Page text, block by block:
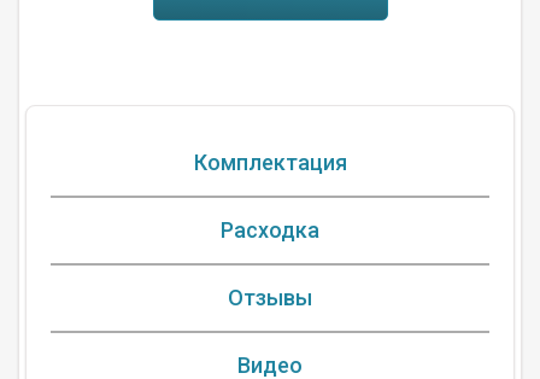
Комплектация
Расходка
Отзывы
Видео